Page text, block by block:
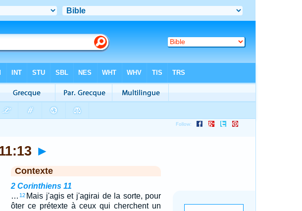
►
Contexte
2 Corinthiens 11
… 12 Mais j'agis et j'agirai de la sorte, pour
ôter ce prétexte à ceux qui cherchent un